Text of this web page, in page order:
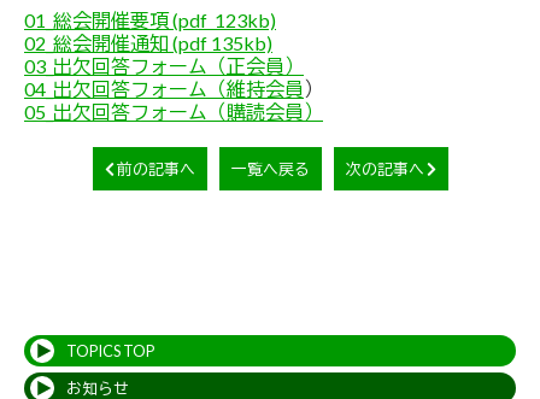
01_総会開催要項 (pdf 123kb)
02_総会開催通知 (pdf 135kb)
03_出欠回答フォーム（正会員）
04_出欠回答フォーム（維持会員 ）
05_出欠回答フォーム（購読会員）
前の記事へ 一覧へ戻る 次の記事へ
TOPICS TOP
お知らせ